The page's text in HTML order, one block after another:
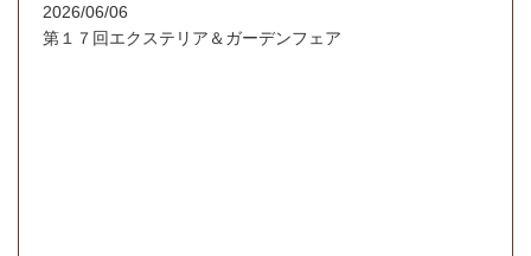
2026/06/06
第１７回エクステリア＆ガーデンフェア